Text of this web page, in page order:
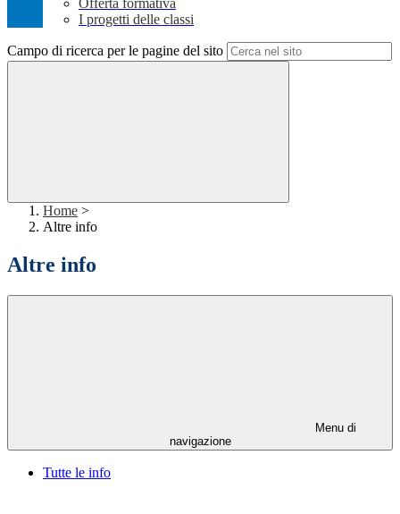
Offerta formativa
I progetti delle classi
Campo di ricerca per le pagine del sito
Home >
Altre info
Altre info
Menu di
navigazione
Tutte le info